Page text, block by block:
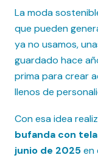
La moda
que pueden
ya no usamos,
guardado hace
prima para crear
llenos de
Con esa idea
bufanda con
junio de 2025en